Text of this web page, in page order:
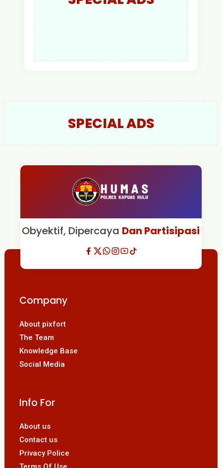
SPECIAL ADS
Obyektif, Dipercaya Dan Partisipasi
Company
About pixfort
The Team
Knowledge Base
Social Media
Info For
About us
Contact us
Privacy Police